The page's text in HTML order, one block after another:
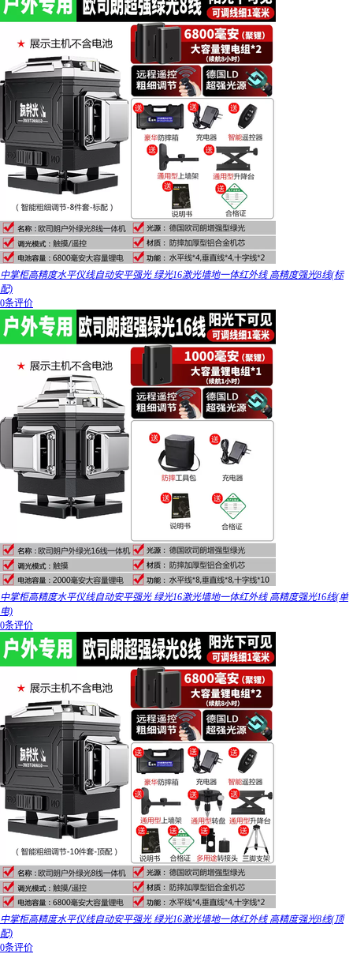
中掌柜高精度水平仪线自动安平强光 绿光16激光墙地一体红外线 高精度强光8线(标
配)
0条评价
中掌柜高精度水平仪线自动安平强光 绿光16激光墙地一体红外线 高精度强光16线(单
电)
0条评价
中掌柜高精度水平仪线自动安平强光 绿光16激光墙地一体红外线 高精度强光8线(顶
配)
0条评价